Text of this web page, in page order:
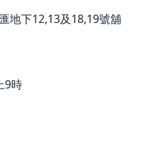
地下12,13及18,19號舖
9時